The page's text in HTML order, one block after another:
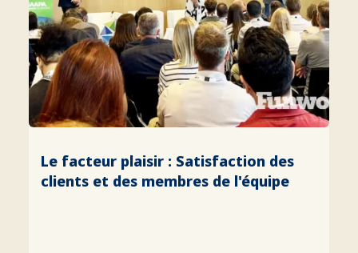
Le facteur plaisir : Satisfaction des
clients et des membres de l'équipe